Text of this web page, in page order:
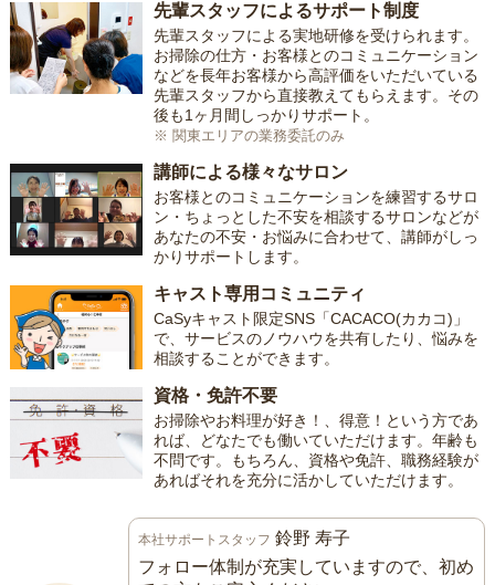
先輩スタッフによるサポート制度
先輩スタッフによる実地研修を受けられます。
お掃除の仕方・お客様とのコミュニケーション
などを長年お客様から高評価をいただいている
先輩スタッフから直接教えてもらえます。その
後も1ヶ月間しっかりサポート。
※ 関東エリアの業務委託のみ
講師による様々なサロン
お客様とのコミュニケーションを練習するサロ
ン・ちょっとした不安を相談するサロンなどが
あなたの不安・お悩みに合わせて、講師がしっ
かりサポートします。
キャスト専用コミュニティ
CaSyキャスト限定SNS「CACACO(カカコ)」
で、サービスのノウハウを共有したり、悩みを
相談することができます。
資格・免許不要
お掃除やお料理が好き！、得意！という方であ
れば、どなたでも働いていただけます。年齢も
不問です。もちろん、資格や免許、職務経験が
あればそれを充分に活かしていただけます。
本社サポートスタッフ 鈴野 寿子
フォロー体制が充実していますので、初め